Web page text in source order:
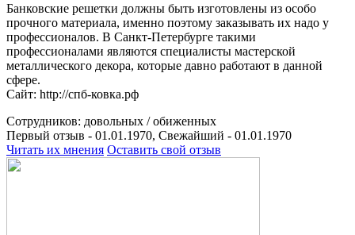
Банковские решетки должны быть изготовлены из особо
прочного материала, именно поэтому заказывать их надо у
профессионалов. В Санкт-Петербурге такими
профессионалами являются специалисты мастерской
металлического декора, которые давно работают в данной
сфере.
Сайт: http://спб-ковка.рф
Сотрудников: довольных /обиженных
Первый отзыв - 01.01.1970, Свежайший - 01.01.1970
Читать их мнения Оставить свой отзыв